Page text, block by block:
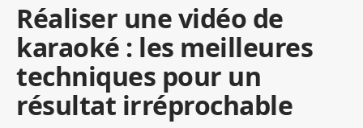
Réaliser une vidéo de
karaoké : les meilleures
techniques pour un
résultat irréprochable